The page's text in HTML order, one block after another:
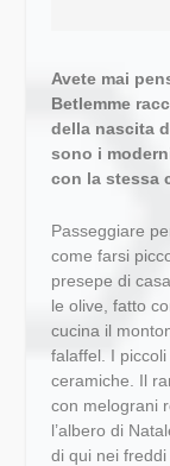
Avete mai
Betlemme
della nascita
sono i
con la stessa
Passeggiare
come farsi
presepe di
le olive, fatto
cucina il
falaffel. I
ceramiche. Il
con melograni
l’albero di
di qui nei